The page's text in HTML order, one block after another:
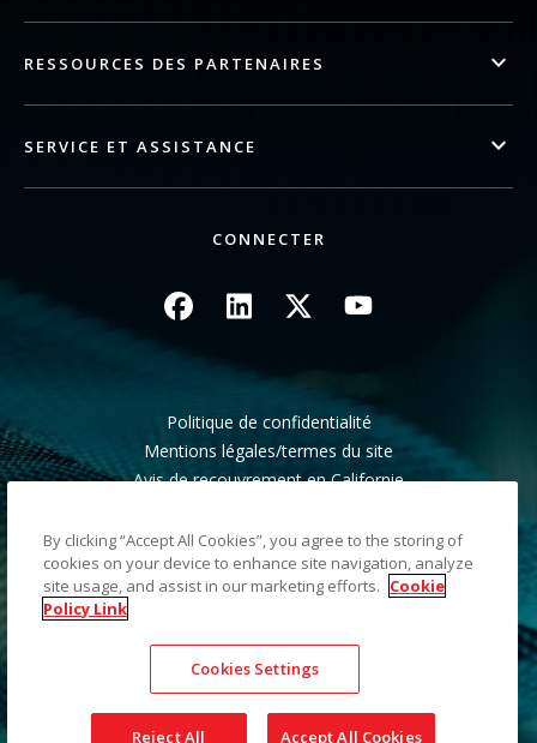
RESSOURCES DES PARTENAIRES
SERVICE ET ASSISTANCE
CONNECTER
Image Image Image Image
Politique de confidentialité
Mentions légales/termes du site
Avis de recouvrement en Californie
Plan du site
©2026 Kodak Alaris LLC TM/MC/MR : Alaris, ScanMate.
Toutes les marques commerciales et les dénominations
commerciales utilisées sont la propriété de leurs détenteurs
respectifs. La marque commerciale et l'identité visuelle de
Kodak sont utilisées sous licence acquise auprès de la société
Eastman Kodak Company.
By clicking “Accept All Cookies”, you agree to the storing of
cookies on your device to enhance site navigation, analyze
site usage, and assist in our marketing efforts. Cookie
Policy Link
Cookies Settings
Reject All Accept All Cookies